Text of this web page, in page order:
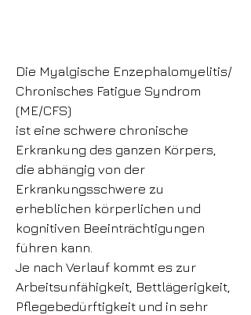
Die Myalgische Enzephalomyelitis/
Chronisches Fatigue Syndrom
(ME/CFS)
ist eine schwere chronische
Erkrankung des ganzen Körpers,
die abhängig von der
Erkrankungsschwere zu
erheblichen körperlichen und
kognitiven Beeinträchtigungen
führen kann.
Je nach Verlauf kommt es zur
Arbeitsunfähigkeit, Bettlägerigkeit,
Pflegebedürftigkeit und in sehr